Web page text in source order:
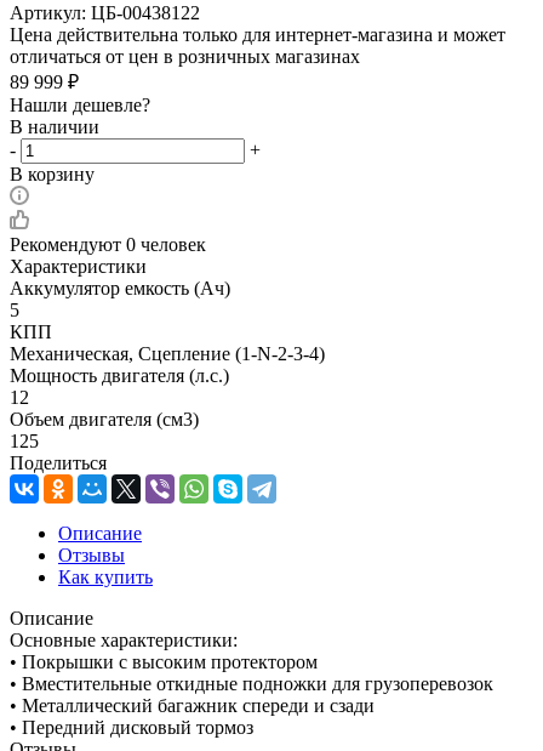
Артикул: ЦБ-00438122
Цена действительна только для интернет-магазина и может
отличаться от цен в розничных магазинах
89 999 ₽
Нашли дешевле?
В наличии
-
+
В корзину
Рекомендуют 0 человек
Характеристики
Аккумулятор емкость (Ач)
5
КПП
Механическая, Сцепление (1-N-2-3-4)
Мощность двигателя (л.с.)
12
Объем двигателя (см3)
125
Поделиться
Описание
Отзывы
Как купить
Описание
Основные характеристики:
• Покрышки с высоким протектором
• Вместительные откидные подножки для грузоперевозок
• Металлический багажник спереди и сзади
• Передний дисковый тормоз